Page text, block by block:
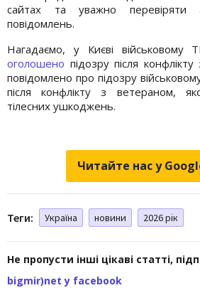
сайтах та уважно перевіряти
повідомлень.
Нагадаємо, у Києві
оголошено підозру після
повідомлено про підозру
після конфлікту з ветераном,
тілесних ушкоджень.
Читайте нас у
Теги: Україна новини 2026 рік
Не пропусти інші цікаві статті,
bigmir)net у facebook